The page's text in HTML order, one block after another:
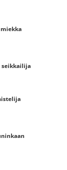
seikkailija